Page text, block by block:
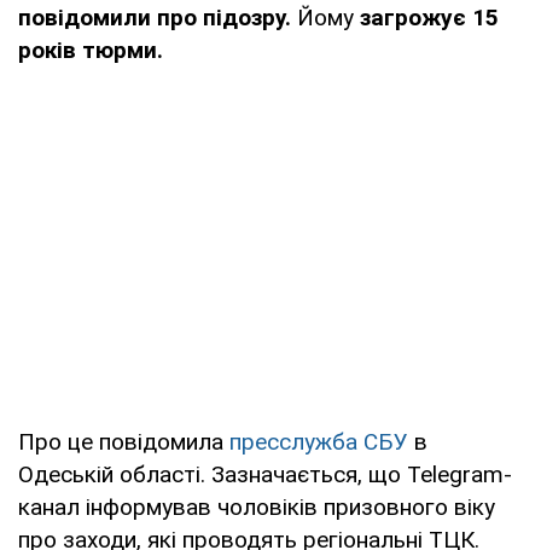
повідомили про підозру. Йому загрожує 15
років тюрми.
Про це повідомила пресслужба СБУ в
Одеській області. Зазначається, що Telegram-
канал інформував чоловіків призовного віку
про заходи, які проводять регіональні ТЦК.